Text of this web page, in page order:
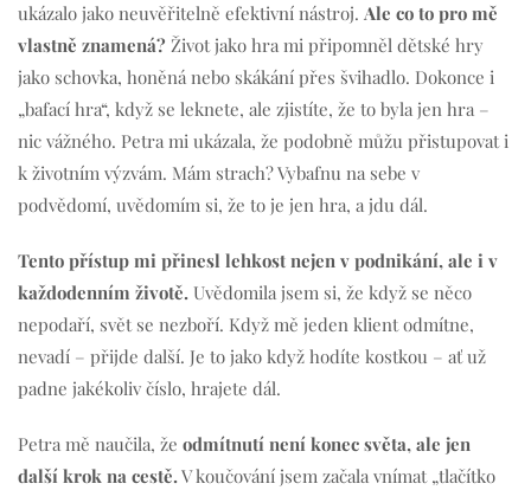
ukázalo jako neuvěřitelně efektivní nástroj. Ale co to pro mě
vlastně znamená? Život jako hra mi připomněl dětské hry
jako schovka, honěná nebo skákání přes švihadlo. Dokonce i
„bafací hra“, když se leknete, ale zjistíte, že to byla jen hra –
nic vážného. Petra mi ukázala, že podobně můžu přistupovat i
k životním výzvám. Mám strach? Vybafnu na sebe v
podvědomí, uvědomím si, že to je jen hra, a jdu dál.
Tento přístup mi přinesl lehkost nejen v podnikání, ale i v
každodenním životě. Uvědomila jsem si, že když se něco
nepodaří, svět se nezboří. Když mě jeden klient odmítne,
nevadí – přijde další. Je to jako když hodíte kostkou – ať už
padne jakékoliv číslo, hrajete dál.
Petra mě naučila, že odmítnutí není konec světa, ale jen
další krok na cestě.V koučování jsem začala vnímat „tlačítko